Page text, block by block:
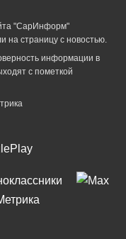
"СарИнформ"
на страницу с новостью.
информации в
с пометкой